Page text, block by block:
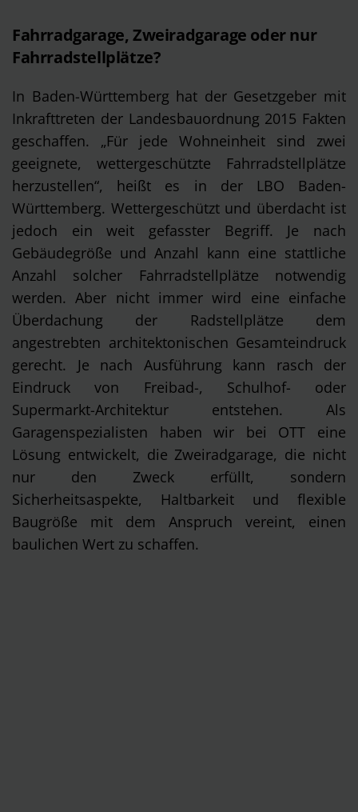
Fahrradgarage, Zweiradgarage oder nur
Fahrradstellplätze?
In Baden-Württemberg hat der Gesetzgeber mit
Inkrafttreten der Landesbauordnung 2015 Fakten
geschaffen. „Für jede Wohneinheit sind zwei
geeignete, wettergeschützte Fahrradstellplätze
herzustellen“, heißt es in der LBO Baden-
Württemberg. Wettergeschützt und überdacht ist
jedoch ein weit gefasster Begriff. Je nach
Gebäudegröße und Anzahl kann eine stattliche
Anzahl solcher Fahrradstellplätze notwendig
werden. Aber nicht immer wird eine einfache
Überdachung der Radstellplätze dem
angestrebten architektonischen Gesamteindruck
gerecht. Je nach Ausführung kann rasch der
Eindruck von Freibad-, Schulhof- oder
Supermarkt-Architektur entstehen. Als
Garagenspezialisten haben wir bei OTT eine
Lösung entwickelt, die Zweiradgarage, die nicht
nur den Zweck erfüllt, sondern
Sicherheitsaspekte, Haltbarkeit und flexible
Baugröße mit dem Anspruch vereint, einen
baulichen Wert zu schaffen.